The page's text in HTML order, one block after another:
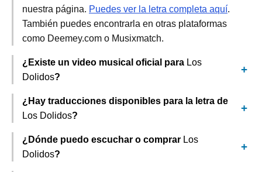
nuestra página. Puedes ver la letra completa aquí.
También puedes encontrarla en otras plataformas
como Deemey.com o Musixmatch.
¿Existe un video musical oficial para Los
Dolidos?
¿Hay traducciones disponibles para la letra de
Los Dolidos?
¿Dónde puedo escuchar o comprar Los
Dolidos?